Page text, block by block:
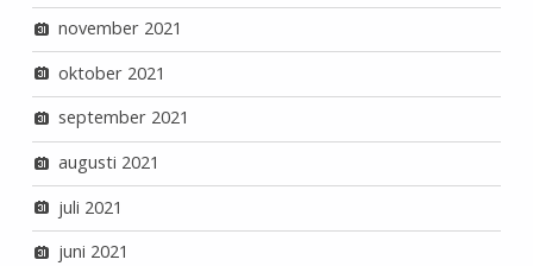
november 2021
oktober 2021
september 2021
augusti 2021
juli 2021
juni 2021